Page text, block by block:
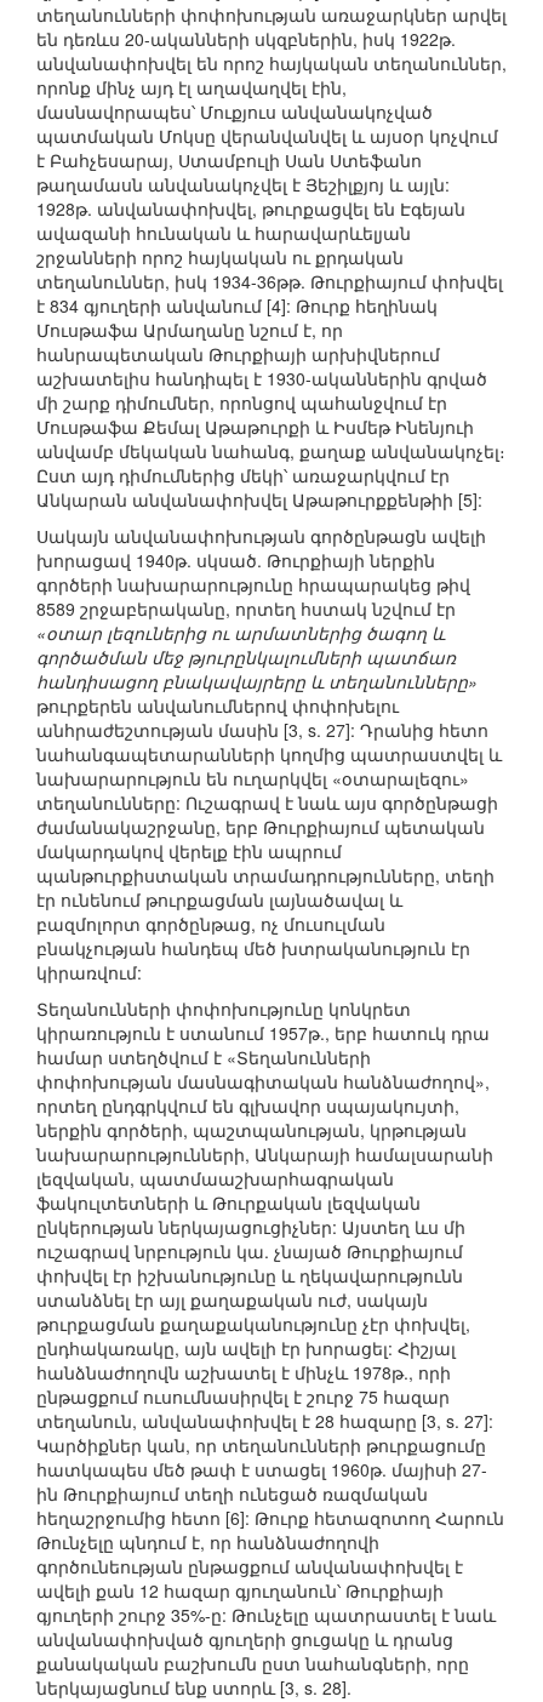
տեղանունների փոփոխության առաջարկներ արվել
են դեռևս 20-ականների սկզբներին, իսկ 1922թ.
անվանափոխվել են որոշ հայկական տեղանուններ,
որոնք մինչ այդ էլ աղավաղվել էին,
մասնավորապես՝ Մուքյուս անվանակոչված
պատմական Մոկսը վերանվանվել և այսօր կոչվում
է Բահչեսարայ, Ստամբուլի Սան Ստեֆանո
թաղամասն անվանակոչվել է Յեշիլքյոյ և այլն:
1928թ. անվանափոխվել, թուրքացվել են Էգեյան
ավազանի հունական և հարավարևելյան
շրջանների որոշ հայկական ու քրդական
տեղանուններ, իսկ 1934-36թթ. Թուրքիայում փոխվել
է 834 գյուղերի անվանում [4]: Թուրք հեղինակ
Մուսթաֆա Արմաղանը նշում է, որ
հանրապետական Թուրքիայի արխիվներում
աշխատելիս հանդիպել է 1930-ականներին գրված
մի շարք դիմումներ, որոնցով պահանջվում էր
Մուսթաֆա Քեմալ Աթաթուրքի և Իսմեթ Ինենյուի
անվամբ մեկական նահանգ, քաղաք անվանակոչել։
Ըստ այդ դիմումներից մեկի՝ առաջարկվում էր
Անկարան անվանափոխվել Աթաթուրքքենթիի [5]:
Սակայն անվանափոխության գործընթացն ավելի
խորացավ 1940թ. սկսած. Թուրքիայի ներքին
գործերի նախարարությունը հրապարակեց թիվ
8589 շրջաբերականը, որտեղ հստակ նշվում էր
«օտար լեզուներից ու արմատներից ծագող և
գործածման մեջ թյուրընկալումների պատճառ
հանդիսացող բնակավայրերը և տեղանունները»
թուրքերեն անվանումներով փոփոխելու
անհրաժեշտության մասին [3, s. 27]: Դրանից հետո
նահանգապետարանների կողմից պատրաստվել և
նախարարություն են ուղարկվել «օտարալեզու»
տեղանունները: Ուշագրավ է նաև այս գործընթացի
ժամանակաշրջանը, երբ Թուրքիայում պետական
մակարդակով վերելք էին ապրում
պանթուրքիստական տրամադրությունները, տեղի
էր ունենում թուրքացման լայնածավալ և
բազմոլորտ գործընթաց, ոչ մուսուլման
բնակչության հանդեպ մեծ խտրականություն էր
կիրառվում:
Տեղանունների փոփոխությունը կոնկրետ
կիրառություն է ստանում 1957թ., երբ հատուկ դրա
համար ստեղծվում է «Տեղանունների
փոփոխության մասնագիտական հանձնաժողով»,
որտեղ ընդգրկվում են գլխավոր սպայակույտի,
ներքին գործերի, պաշտպանության, կրթության
նախարարությունների, Անկարայի համալսարանի
լեզվական, պատմաաշխարհագրական
ֆակուլտետների և Թուրքական լեզվական
ընկերության ներկայացուցիչներ: Այստեղ ևս մի
ուշագրավ նրբություն կա. չնայած Թուրքիայում
փոխվել էր իշխանությունը և ղեկավարությունն
ստանձնել էր այլ քաղաքական ուժ, սակայն
թուրքացման քաղաքականությունը չէր փոխվել,
ընդհակառակը, այն ավելի էր խորացել: Հիշյալ
հանձնաժողովն աշխատել է մինչև 1978թ., որի
ընթացքում ուսումնասիրվել է շուրջ 75 հազար
տեղանուն, անվանափոխվել է 28 հազարը [3, s. 27]:
Կարծիքներ կան, որ տեղանունների թուրքացումը
հատկապես մեծ թափ է ստացել 1960թ. մայիսի 27-
ին Թուրքիայում տեղի ունեցած ռազմական
հեղաշրջումից հետո [6]: Թուրք հետազոտող Հարուն
Թունչելը պնդում է, որ հանձնաժողովի
գործունեության ընթացքում անվանափոխվել է
ավելի քան 12 հազար գյուղանուն՝ Թուրքիայի
գյուղերի շուրջ 35%-ը: Թունչելը պատրաստել է նաև
անվանափոխված գյուղերի ցուցակը և դրանց
քանակական բաշխումն ըստ նահանգների, որը
ներկայացնում ենք ստորև [3, s. 28].